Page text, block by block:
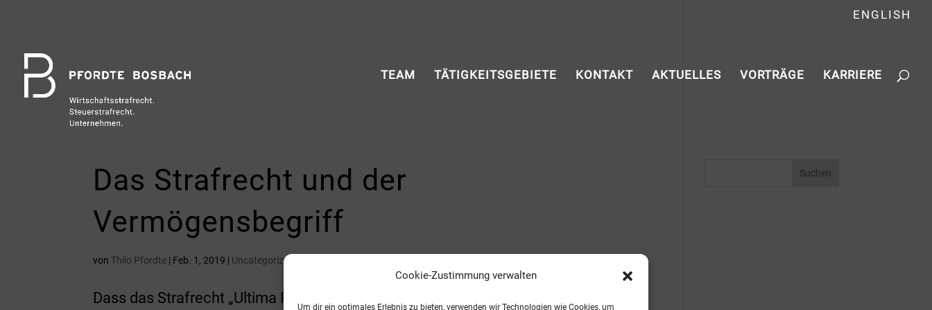
Cookie-Zustimmung verwalten
Um dir ein optimales Erlebnis zu bieten, verwenden wir Technologien wie Cookies, um
ENGLISH
TEAM TÄTIGKEITSGEBIETE KONTAKT AKTUELLES VORTRÄGE KARRIERE
Das Strafrecht und der
Vermögensbegriff
vonThilo Pfordte | Feb. 1, 2019 | Uncategorized
Dass das Strafrecht „Ultima Ratio“ ist und keinesfalls probates Mittel zur Lösung